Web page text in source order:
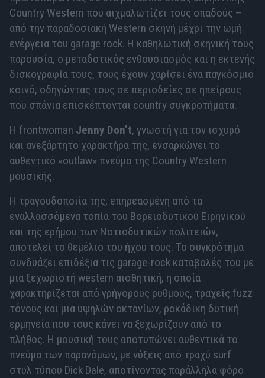
Country Western που αιχμαλωτίζει τους οπαδούς –
από την παραδοσιακή Western σκηνή μέχρι την ωμή
ενέργεια του garage rock. Η καθηλωτική σκηνική τους
παρουσία, ο μεταδοτικός ενθουσιασμός και η εκτενής
δισκογραφία τους, τους έχουν χαρίσει ένα παγκόσμιο
κοινό, οδηγώντας τους σε περιοδείες σε ηπείρους
που σπάνια επισκέπτονται country συγκροτήματα.
Η frontwoman Jenny Don’t, γνωστή για τον ισχυρό
και ανεξάρτητο χαρακτήρα της, ενσαρκώνει το
αυθεντικό «outlaw» πνεύμα της Country Western
μουσικής.
Η τραγουδοποιία της, επηρεασμένη από τα
εναλλασσόμενα τοπία του Βορειοδυτικού Ειρηνικού
και της ερήμου των Νοτιοδυτικών πολιτειών,
αποτελεί το θεμέλιο του ήχου τους. Το συγκρότημα
συνδυάζει επιδέξια τις garage-rock καταβολές του με
μια ξεχωριστή western αισθητική, η οποία
χαρακτηρίζεται από γρήγορους ρυθμούς, τραχείς fuzz
τόνους και μια υψηλών οκτανίων, ροκάδικη δυτική
ερμηνεία που τους κάνει να ξεχωρίζουν από το
πλήθος. Η μουσική τους αποτυπώνει αυθεντικά το
πνεύμα των παρανόμων, με νύξεις από τραχύ surf
στυλ τύπου Dick Dale, αποτίνοντας παράλληλα φόρο